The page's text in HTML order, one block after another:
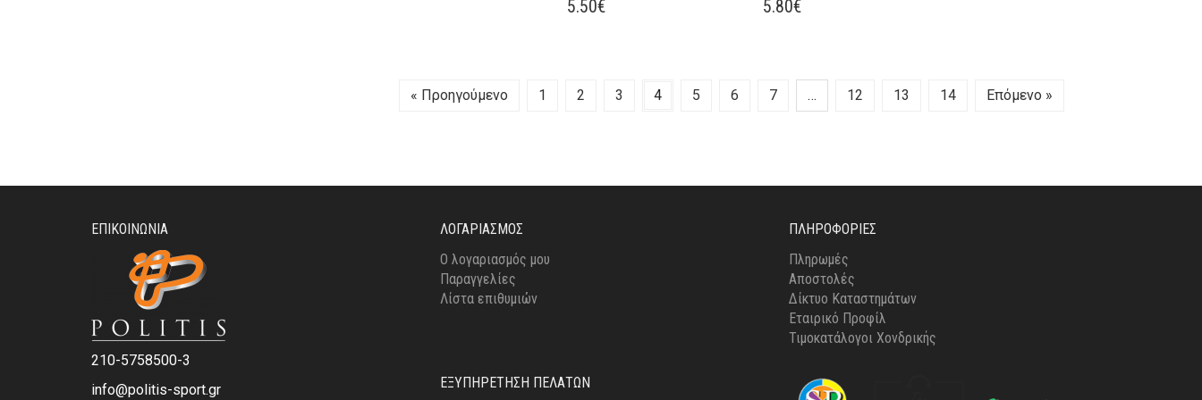
ΕΠΙΛΟΓΈΣ
ΠΡΟΪΌΝΤΟΣ
5.50€
5.80€
« Προηγούμενο 1 2 3 4 5 6 7 … 12 13 14 Επόμενο »
ΕΠΙΚΟΙΝΩΝΊΑ
210-5758500-3
info@politis-sport.gr
ΛΟΓΑΡΙΑΣΜΌΣ
Ο λογαριασμός μου
Παραγγελίες
Λίστα επιθυμιών
ΠΛΗΡΟΦΟΡΊΕΣ
Πληρωμές
Αποστολές
Δίκτυο Καταστημάτων
Εταιρικό Προφίλ
Τιμοκατάλογοι Χονδρικής
ΕΞΥΠΗΡΈΤΗΣΗ ΠΕΛΑΤΏΝ